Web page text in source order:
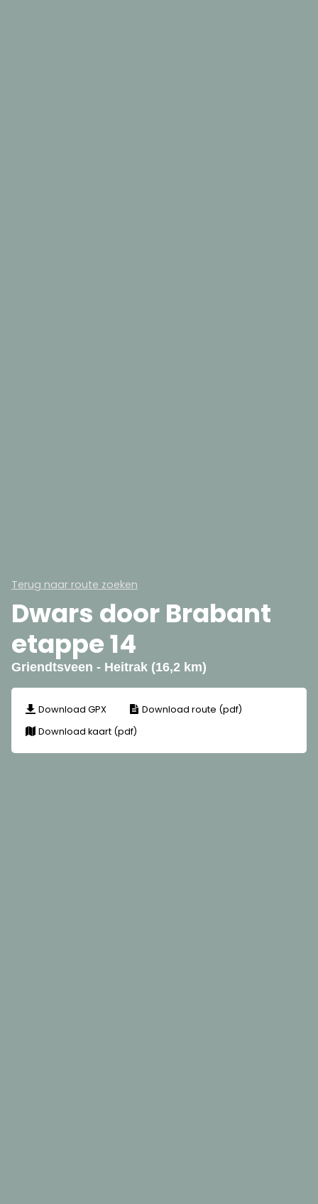
Terug naar route zoeken
Dwars door Brabant
etappe 14
Griendtsveen - Heitrak (16,2 km)
Download GPX
Download route (pdf)
Download kaart (pdf)